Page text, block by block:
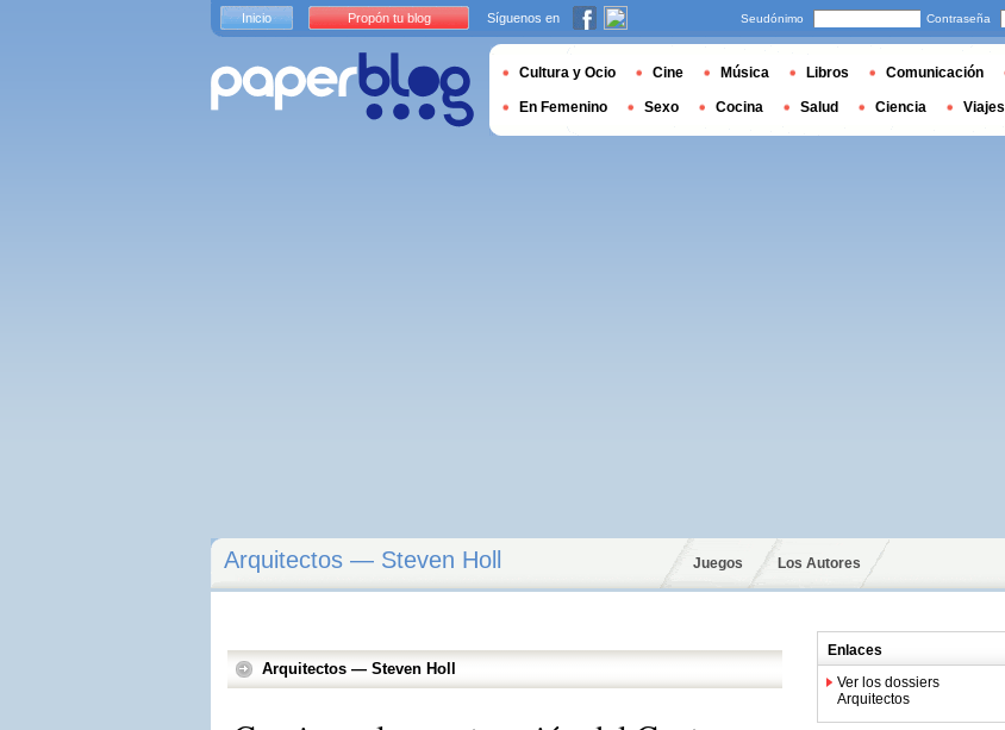
Arquitectos — Steven Holl Juegos Los Autores
Arquitectos — Steven Holl
Enlaces
Ver los dossiers
Arquitectos
Inicio Propón tu blog Síguenos en Seudónimo Contraseña
Cultura y Ocio Cine Música Libros Comunicación
En Femenino Sexo Cocina Salud Ciencia Viajes